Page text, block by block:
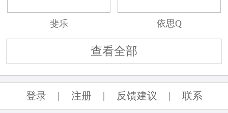
斐乐 依思Q
查看全部
登录 注册 反馈建议 联系